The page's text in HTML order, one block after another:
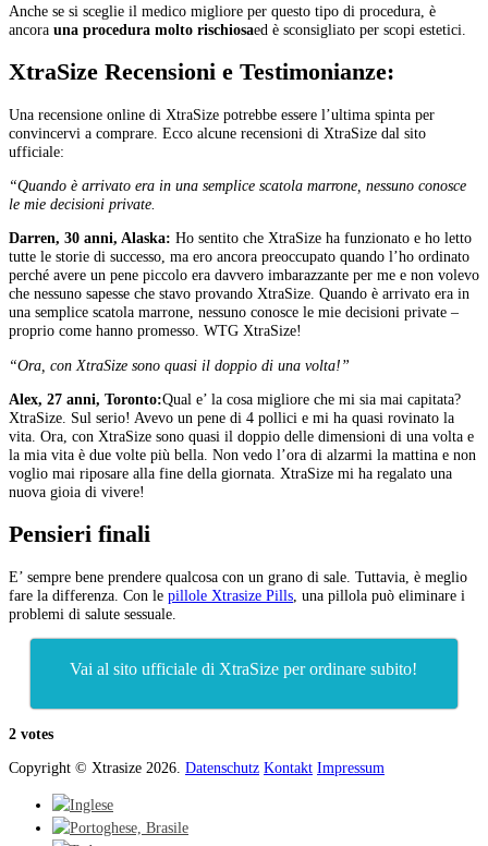
Anche se si sceglie il medico migliore per questo tipo di procedura, è
ancora una procedura molto rischiosaed è sconsigliato per scopi estetici.
XtraSize Recensioni e Testimonianze:
Una recensione online di XtraSize potrebbe essere l’ultima spinta per
convincervi a comprare. Ecco alcune recensioni di XtraSize dal sito
ufficiale:
“Quando è arrivato era in una semplice scatola marrone, nessuno conosce
le mie decisioni private.
Darren, 30 anni, Alaska: Ho sentito che XtraSize ha funzionato e ho letto
tutte le storie di successo, ma ero ancora preoccupato quando l’ho ordinato
perché avere un pene piccolo era davvero imbarazzante per me e non volevo
che nessuno sapesse che stavo provando XtraSize. Quando è arrivato era in
una semplice scatola marrone, nessuno conosce le mie decisioni private –
proprio come hanno promesso. WTG XtraSize!
“Ora, con XtraSize sono quasi il doppio di una volta!”
Alex, 27 anni, Toronto:Qual e’ la cosa migliore che mi sia mai capitata?
XtraSize. Sul serio! Avevo un pene di 4 pollici e mi ha quasi rovinato la
vita. Ora, con XtraSize sono quasi il doppio delle dimensioni di una volta e
la mia vita è due volte più bella. Non vedo l’ora di alzarmi la mattina e non
voglio mai riposare alla fine della giornata. XtraSize mi ha regalato una
nuova gioia di vivere!
Pensieri finali
E’ sempre bene prendere qualcosa con un grano di sale. Tuttavia, è meglio
fare la differenza. Con le pillole Xtrasize Pills , una pillola può eliminare i
problemi di salute sessuale.
Vai al sito ufficiale di XtraSize per ordinare subito!
2 votes
Copyright © Xtrasize 2026. Datenschutz Kontakt Impressum